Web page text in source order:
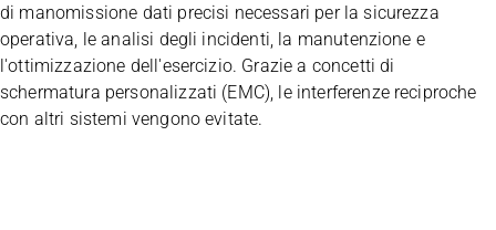
di manomissione dati precisi necessari per la sicurezza
operativa, le analisi degli incidenti, la manutenzione e
l'ottimizzazione dell'esercizio. Grazie a concetti di
schermatura personalizzati (EMC), le interferenze reciproche
con altri sistemi vengono evitate.